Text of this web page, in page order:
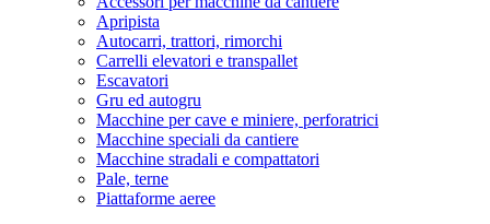
Apripista
Autocarri, trattori, rimorchi
Carrelli elevatori e transpallet
Escavatori
Gru ed autogru
Macchine per cave e miniere, perforatrici
Macchine speciali da cantiere
Macchine stradali e compattatori
Pale, terne
Piattaforme aeree